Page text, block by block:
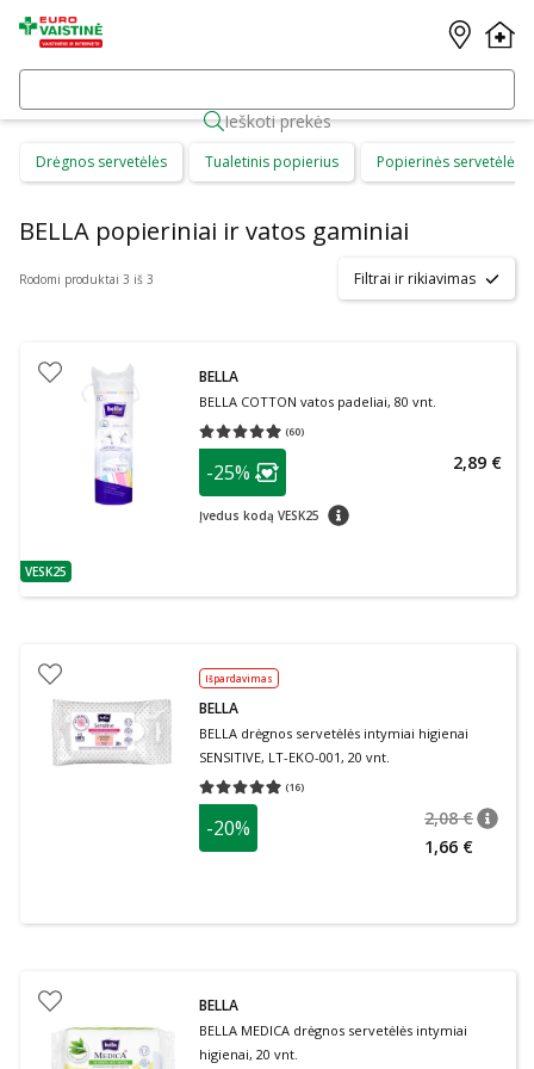
Ieškoti prekės
Drėgnos servetėlės Tualetinis popierius Popierinės servetėlės
BELLA popieriniai ir vatos gaminiai
Rodomi produktai 3 iš 3 Filtrai ir rikiavimas
patarimas
VESK25
BELLA
BELLA COTTON vatos padeliai, 80 vnt.
(60)
Vidutinis įvertinimas 4.98
patarimas
Lojalumo klubo narių nuolaida
-25%
Įvedus kodą VESK25 patarimas
2,89 €
Išpardavimas
BELLA
BELLA drėgnos servetėlės intymiai higienai
SENSITIVE, LT-EKO-001, 20 vnt.
(16)
Vidutinis įvertinimas 4.94
-20% 2,08 €
1,66 €
BELLA
BELLA MEDICA drėgnos servetėlės intymiai
higienai, 20 vnt.